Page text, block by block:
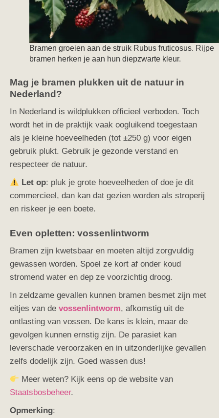
Bramen groeien aan de struik Rubus fruticosus. Rijpe
bramen herken je aan hun diepzwarte kleur.
Mag je bramen plukken uit de natuur in
Nederland?
In Nederland is wildplukken officieel verboden. Toch
wordt het in de praktijk vaak oogluikend toegestaan
als je kleine hoeveelheden (tot ±250 g) voor eigen
gebruik plukt. Gebruik je gezonde verstand en
respecteer de natuur.
Let op: pluk je grote hoeveelheden of doe je dit
commercieel, dan kan dat gezien worden als stroperij
en riskeer je een boete.
Even opletten: vossenlintworm
Bramen zijn kwetsbaar en moeten altijd zorgvuldig
gewassen worden. Spoel ze kort af onder koud
stromend water en dep ze voorzichtig droog.
In zeldzame gevallen kunnen bramen besmet zijn met
eitjes van de vossenlintworm, afkomstig uit de
ontlasting van vossen. De kans is klein, maar de
gevolgen kunnen ernstig zijn. De parasiet kan
leverschade veroorzaken en in uitzonderlijke gevallen
zelfs dodelijk zijn. Goed wassen dus!
Meer weten? Kijk eens op de website van
Staatsbosbeheer.
Opmerking: